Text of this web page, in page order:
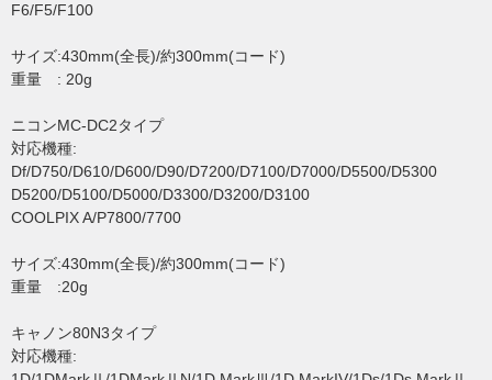
F6/F5/F100
サイズ:430mm(全長)/約300mm(コード)
重量 : 20g
ニコンMC-DC2タイプ
対応機種:
Df/D750/D610/D600/D90/D7200/D7100/D7000/D5500/D5300
D5200/D5100/D5000/D3300/D3200/D3100
COOLPIX A/P7800/7700
サイズ:430mm(全長)/約300mm(コード)
重量 :20g
キャノン80N3タイプ
対応機種: